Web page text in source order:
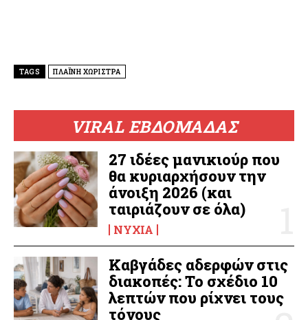
VIRAL ΕΒΔΟΜΑΔΑΣ
27 ιδέες μανικιούρ που
θα κυριαρχήσουν την
άνοιξη 2026 (και
ταιριάζουν σε όλα)
ΝΎΧΙΑ
Καβγάδες αδερφών στις
διακοπές: Το σχέδιο 10
λεπτών που ρίχνει τους
τόνους
TAGS ΠΛΑΪΝΗ ΧΩΡΙΣΤΡΑ